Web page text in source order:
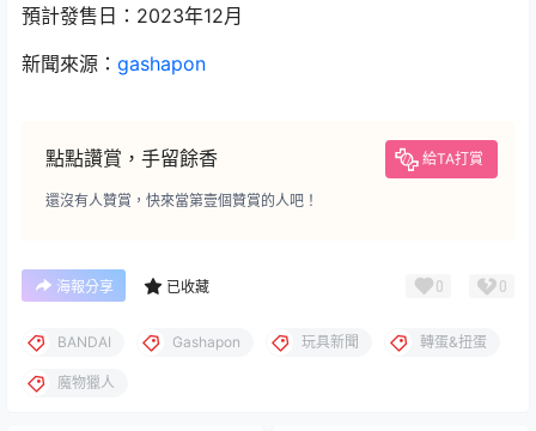
預計發售日：2023年12月
新聞來源： gashapon
點點讚賞，手留餘香 給TA打賞
還沒有人贊賞，快來當第壹個贊賞的人吧！
海報分享 已收藏 0 0
BANDAI Gashapon 玩具新聞 轉蛋&扭蛋
魔物獵人